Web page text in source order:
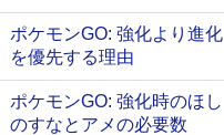
ポケモンGO: 強化より進化
を優先する理由
ポケモンGO: 強化時のほし
のすなとアメの必要数